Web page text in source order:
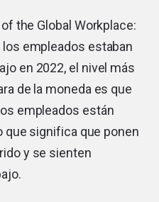
the Global Workplace:
los empleados estaban
en 2022, el nivel más
de la moneda es que
empleados están
que significa que ponen
y se sienten